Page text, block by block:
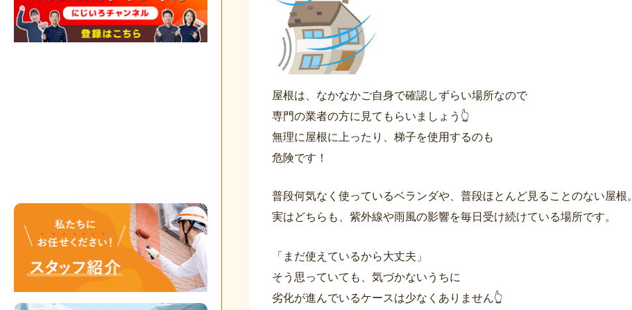
屋根は、なかなかご自身で確認しずらい場所なので
専門の業者の方に見てもらいましょう👆
無理に屋根に上ったり、梯子を使用するのも
危険です！
普段何気なく使っているベランダや、普段ほとんど見ることのない屋根。
実はどちらも、紫外線や雨風の影響を毎日受け続けている場所です。
「まだ使えているから大丈夫」
そう思っていても、気づかないうちに
劣化が進んでいるケースは少なくありません👆